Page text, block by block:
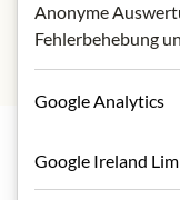
Anonyme
Fehlerbehebung
Google Analytics
Google Ireland